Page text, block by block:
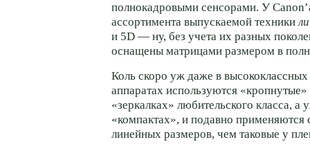
полнокадровыми сенсорами. У
ассортимента выпускаемой техники
и 5D — ну, без учета их разных
оснащены матрицами размером в
Коль скоро уж даже в
аппаратах используются
«зеркалках» любительского класса, а
«компактах», и подавно
линейных размеров, чем таковые у